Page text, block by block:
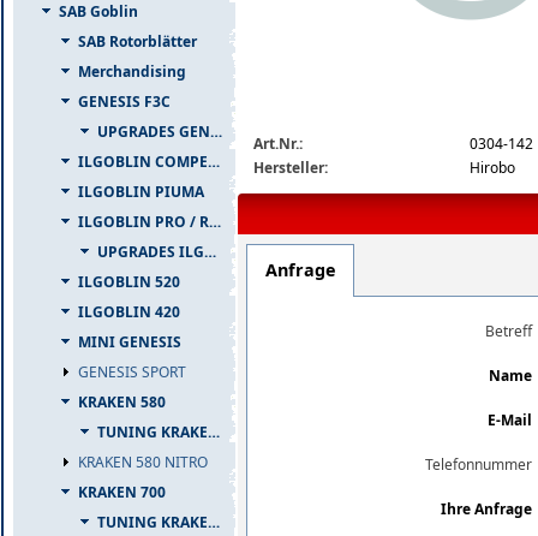
SAB Goblin
SAB Rotorblätter
Merchandising
GENESIS F3C
UPGRADES GENESIS F3C
ILGOBLIN COMPETIZIONE
ILGOBLIN PIUMA
ILGOBLIN PRO / RAW 700
UPGRADES ILGOBLIN PRO / RAW 700
ILGOBLIN 520
ILGOBLIN 420
MINI GENESIS
GENESIS SPORT
KRAKEN 580
TUNING KRAKEN 580
KRAKEN 580 NITRO
KRAKEN 700
TUNING KRAKEN 700
Art.Nr.:
0304-142
Hersteller:
Hirobo
Anfrage
Betreff
Name
E-Mail
Telefonnummer
Ihre Anfrage